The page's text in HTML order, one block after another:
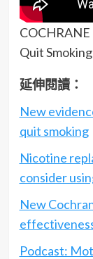
Quit
延伸閱讀：
New
quit smoking
Nicotine
consider
New
Podcast: